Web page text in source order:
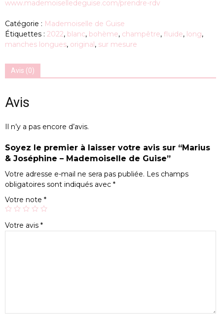
www.mademoiselledeguise.com/prendre-rdv
Catégorie : Mademoiselle de Guise
Étiquettes : 2022, blanc, bohème, champêtre, fluide, long,
manches longues, original, sur mesure
Avis (0)
Avis
Il n’y a pas encore d’avis.
Soyez le premier à laisser votre avis sur “Marius
& Joséphine – Mademoiselle de Guise”
Votre adresse e-mail ne sera pas publiée. Les champs
obligatoires sont indiqués avec *
Votre note *
Votre avis *